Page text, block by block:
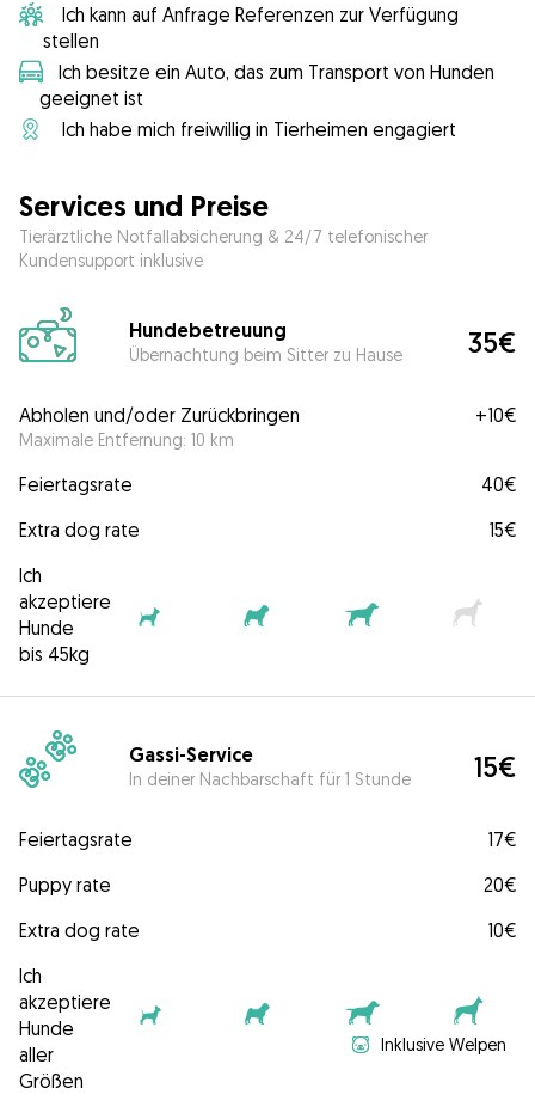
Ich kann auf Anfrage Referenzen zur Verfügung
stellen
Ich besitze ein Auto, das zum Transport von Hunden
geeignet ist
Ich habe mich freiwillig in Tierheimen engagiert
Services und Preise
Tierärztliche Notfallabsicherung & 24/7 telefonischer
Kundensupport inklusive
Hundebetreuung
Übernachtung beim Sitter zu Hause 35€
Abholen und/oder Zurückbringen
Maximale Entfernung: 10 km
+10€
Feiertagsrate
40€
Extra dog rate
15€
Ich
akzeptiere
Hunde
bis 45kg
Gassi-Service
In deiner Nachbarschaft für 1 Stunde 15€
Feiertagsrate
17€
Puppy rate
20€
Extra dog rate
10€
Ich
akzeptiere
Hunde
aller
Größen
Inklusive Welpen